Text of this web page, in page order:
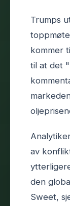
Trumps
kommer
til at det
av
den
Sweet,